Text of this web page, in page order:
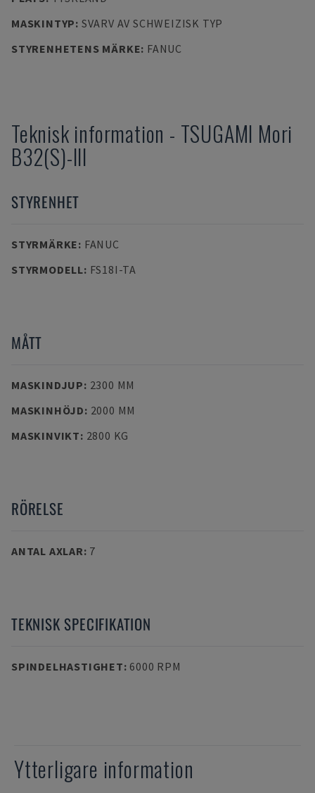
MASKINTYP: SVARV AV SCHWEIZISK TYP
STYRENHETENS MÄRKE: FANUC
Teknisk information - TSUGAMI Mori
B32(S)-III
STYRENHET
STYRMÄRKE: FANUC
STYRMODELL: FS18I-TA
MÅTT
MASKINDJUP: 2300 MM
MASKINHÖJD: 2000 MM
MASKINVIKT: 2800 KG
RÖRELSE
ANTAL AXLAR: 7
TEKNISK SPECIFIKATION
SPINDELHASTIGHET: 6000 RPM
Ytterligare information